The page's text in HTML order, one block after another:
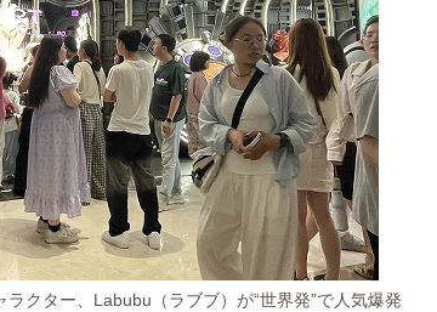
クター、Labubu（ラブブ）が“世界発”で人気爆発